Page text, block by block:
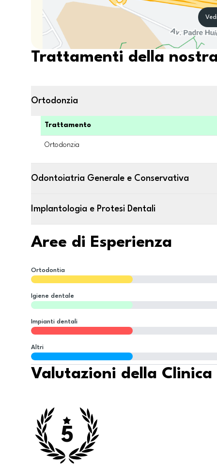
Trattamenti della
Ortodonzia
Trattamento
Ortodonzia
Odontoiatria Generale e Conservativa
Implantologia e Protesi Dentali
Aree di Esperienza
Ortodontia
Igiene dentale
Impianti dentali
Altri
Valutazioni della Clinica
5